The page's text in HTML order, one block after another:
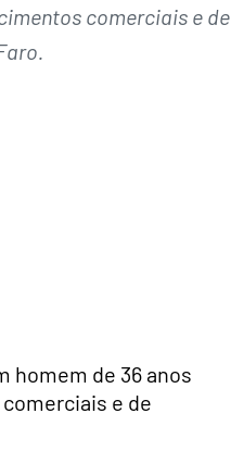
comerciais e de
homem de 36 anos
e de